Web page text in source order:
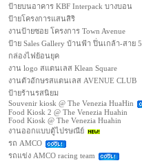
ป้ายบนอาคาร KBF Interpack บางบอน
ป้ายโครงการแสนสิริ
งานป้ายซอย โครงการ Town Avenue
ป้าย Sales Gallery บ้านฟ้า ปิ่นเกล้า-สาย 5
กล่องไฟย้อนยุค
งาน logo สแตนเลส Klean Square
งานตัวอักษรสแตนเลส AVENUE CLUB
ป้ายร้านรสนิยม
Souvenir kiosk @ The Venezia HuaHin
Food Kiosk 2 @ The Venezia Huahin
Food Kiosk @ The Venezia Huahin
งานออกแบบตู้ไปรษณีย์
รถ AMCO
รถแข่ง AMCO racing team